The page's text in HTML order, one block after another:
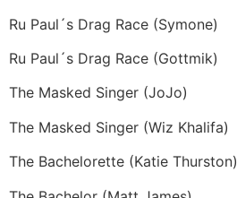
Ru Paul´s Drag Race (Symone)
Ru Paul´s Drag Race (Gottmik)
The Masked Singer (JoJo)
The Masked Singer (Wiz Khalifa)
The Bachelorette (Katie Thurston)